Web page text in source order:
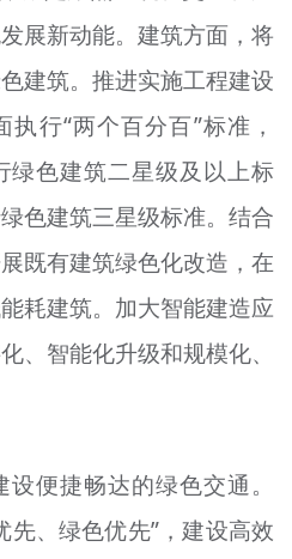
展新动能。建筑方面，将
建筑。推进实施工程建设
行“两个百分百”标准，
绿色建筑二星级及以上标
色建筑三星级标准。结合
既有建筑绿色化改造，在
耗建筑。加大智能建造应
、智能化升级和规模化、
便捷畅达的绿色交通。
先、绿色优先”，建设高效